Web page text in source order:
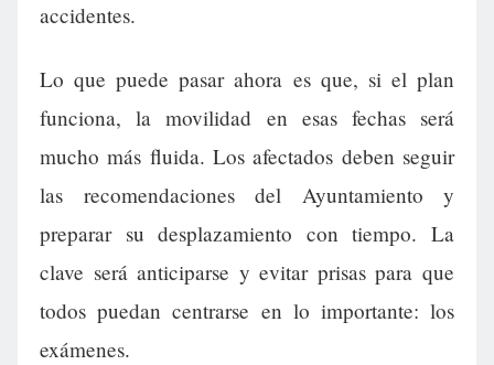
accidentes.
Lo que puede pasar ahora es que, si el plan
funciona, la movilidad en esas fechas será
mucho más fluida. Los afectados deben seguir
las recomendaciones del Ayuntamiento y
preparar su desplazamiento con tiempo. La
clave será anticiparse y evitar prisas para que
todos puedan centrarse en lo importante: los
exámenes.